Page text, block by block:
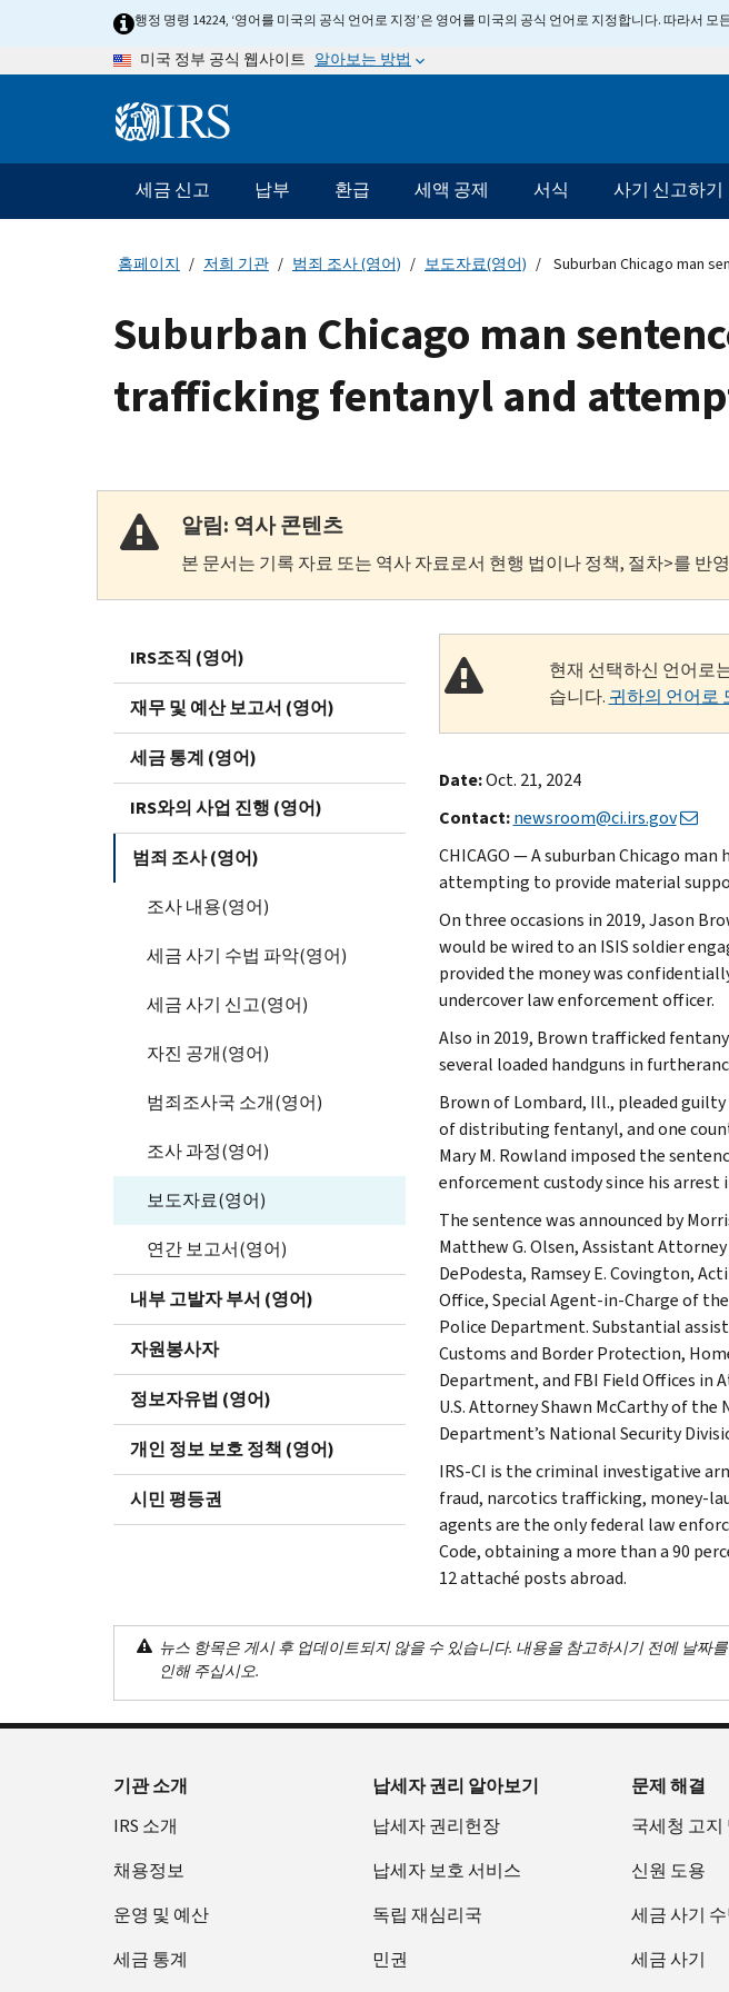
행정 명령 14224, ‘영어를 미국의 공식 언어로 지정’은 영어를 미국의 공식 언어로 지정합니다. 따라서
미국 정부 공식 웹사이트 알아보는 방법
Information
메
인
네
게
이
션
바
세금 신고 납부 환급 세액 공제 서식 사기 신고하기
홈페이지 저희 기관 범죄 조사 (영어) 보도자료(영어) Suburban Chicago man
Suburban Chicago man
trafficking fentanyl and
알림: 역사 콘텐츠
본 문서는 기록 자료 또는 역사 자료로서 현행 법이나 정책, 절차>를 반
IRS조직 (영어)
재무 및 예산 보고서 (영어)
세금 통계 (영어)
IRS와의 사업 진행 (영어)
범죄 조사 (영어)
조사 내용(영어)
세금 사기 수법 파악(영어)
세금 사기 신고(영어)
자진 공개(영어)
범죄조사국 소개(영어)
조사 과정(영어)
보도자료(영어)
연간 보고서(영어)
내부 고발자 부서 (영어)
자원봉사자
정보자유법 (영어)
개인 정보 보호 정책 (영어)
시민 평등권
현재 선택하신 언어로
습니다. 귀하의 언어로
Date:Oct. 21, 2024
Contact: newsroom@ci.irs.gov
CHICAGO — A suburban Chicago
attempting to provide material
On three occasions in 2019, Jason
would be wired to an ISIS soldier
provided the money was
undercover law enforcement officer.
Also in 2019, Brown trafficked
several loaded handguns in
Brown of Lombard, Ill., pleaded
of distributing fentanyl, and one
Mary M. Rowland imposed the
enforcement custody since his arrest
The sentence was announced by
Matthew G. Olsen, Assistant
DePodesta, Ramsey E. Covington,
Office, Special Agent-in-Charge of
Police Department. Substantial
Customs and Border Protection,
Department, and FBI Field Offices in
U.S. Attorney Shawn McCarthy of
Department’s National Security
IRS-CI is the criminal investigative
fraud, narcotics trafficking, money-
agents are the only federal law
Code, obtaining a more than a 90
12 attaché posts abroad.
뉴스 항목은 게시 후 업데이트되지 않을 수 있습니다. 내용을 참고하시기 전에 날짜
인해 주십시오.
기관 소개
IRS 소개
채용정보
운영 및 예산
세금 통계
납세자 권리 알아보기
납세자 권리헌장
납세자 보호 서비스
독립 재심리국
민권
문제 해결
국세청 고지
신원 도용
세금 사기
세금 사기